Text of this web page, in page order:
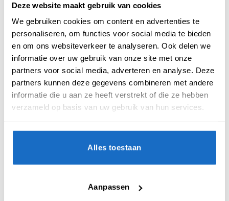
Deze website maakt gebruik van cookies
We gebruiken cookies om content en advertenties te
personaliseren, om functies voor social media te bieden
en om ons websiteverkeer te analyseren. Ook delen we
informatie over uw gebruik van onze site met onze
partners voor social media, adverteren en analyse. Deze
partners kunnen deze gegevens combineren met andere
informatie die u aan ze heeft verstrekt of die ze hebben
verzameld op basis van uw gebruik van hun services.
Alles toestaan
Aanpassen
geen speciaal dartbord, smartboard of
ringverlichting
nodig hebt. Het systeem werkt
met je bestaande dartopstelling en past zich
automatisch aan verschillende dartborden,
dartpijlen en lichtomstandigheden aan.
Met een herkenningstijd van slechts0,87
seconden(afhankelijk van de
netwerkverbinding en het gebruikte apparaat)
en een nauwkeurigheid van99,3% (mAP50)
levert GRAN EYE snelle en betrouwbare
scoreherkenning. De automatische
zoomfunctie vergroot de inslaglocatie van de
worpen nauwkeurig kunnen worden